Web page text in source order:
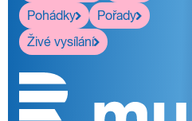
Pohádky
Pořady
Živé vysílání